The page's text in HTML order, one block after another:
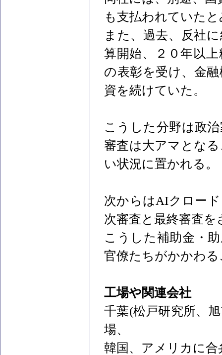
も支払われていた
また、過去、反社
算開始、２０年以
の表彰を受け、金
資を続けていた。
こうした分野は政
審査は大アマとな
い状況に置かれる。
次からはAIクロー
次審査と最終審査
こうした補助金・
官僚たちがかかわ
工場や関連会社
千葉(松戸研究所、
場、
韓国、アメリカに